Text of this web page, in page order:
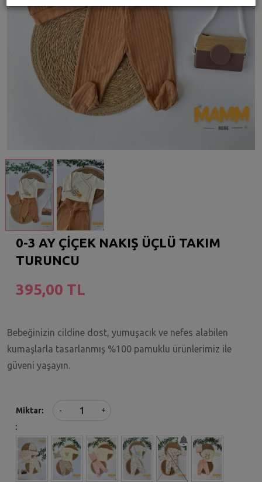
0-3 AY ÇİÇEK NAKIŞ ÜÇLÜ TAKIM
TURUNCU
395,00 TL
Bebeğinizin cildine dost, yumuşacık ve nefes alabilen
kumaşlarla tasarlanmış %100 pamuklu ürünlerimiz ile
güveni yaşayın.
Miktar -
+
: